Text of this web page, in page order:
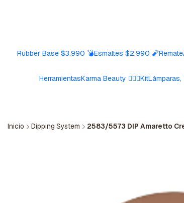
Rubber Base $3.990 💣Esmaltes $2.990 🧨Remate
HerramientasKarma Beauty 🧘🏼‍♀️Kit
Inicio Dipping System 2583/5573 DIP Amaretto